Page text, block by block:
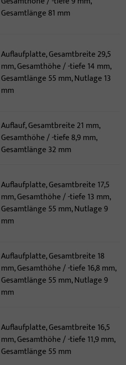
Gesamtlänge 81 mm
Auflaufplatte, Gesamtbreite 29,5
mm, Gesamthöhe / -tiefe 14 mm,
Gesamtlänge 55 mm, Nutlage 13
mm
Auflauf, Gesamtbreite 21 mm,
Gesamthöhe / -tiefe 8,9 mm,
Gesamtlänge 32 mm
Auflaufplatte, Gesamtbreite 17,5
mm, Gesamthöhe / -tiefe 13 mm,
Gesamtlänge 55 mm, Nutlage 9
mm
Auflaufplatte, Gesamtbreite 18
mm, Gesamthöhe / -tiefe 16,8 mm,
Gesamtlänge 55 mm, Nutlage 9
mm
Auflaufplatte, Gesamtbreite 16,5
mm, Gesamthöhe / -tiefe 11,9 mm,
Gesamtlänge 55 mm